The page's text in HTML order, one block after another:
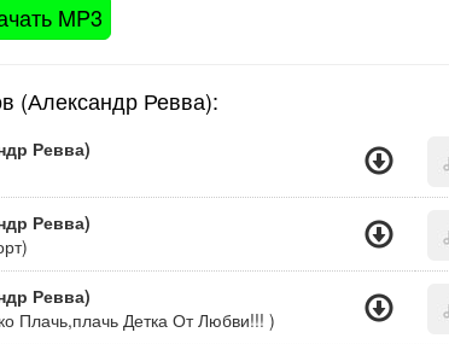
MP3
(Александр Ревва):
Ревва)
Ревва)
Ревва)
Плачь,плачь Детка От Любви!!! )